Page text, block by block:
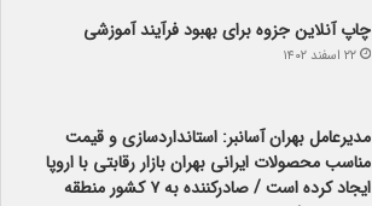
چاپ آنلاین جزوه برای بهبود فرآیند آموزشی
۲۲ اسفند ۱۴۰۲
مدیرعامل بهران آسانبر: استانداردسازی و قیمت
مناسب محصولات ایرانی بهران بازار رقابتی با اروپا
ایجاد کرده است / صادرکننده به ۷ کشور منطقه